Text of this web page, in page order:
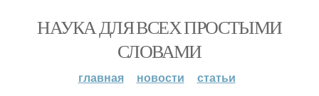
НАУКА ДЛЯ ВСЕХ ПРОСТЫМИ
СЛОВАМИ
главная новости статьи